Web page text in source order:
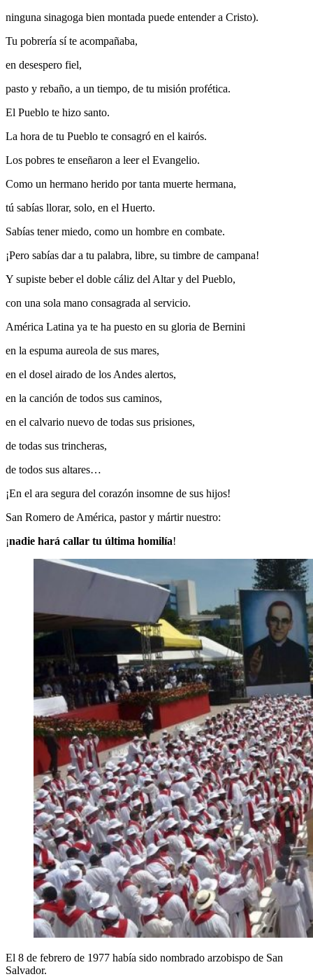
ninguna sinagoga bien montada puede entender a Cristo).
Tu pobrería sí te acompañaba,
en desespero fiel,
pasto y rebaño, a un tiempo, de tu misión profética.
El Pueblo te hizo santo.
La hora de tu Pueblo te consagró en el kairós.
Los pobres te enseñaron a leer el Evangelio.
Como un hermano herido por tanta muerte hermana,
tú sabías llorar, solo, en el Huerto.
Sabías tener miedo, como un hombre en combate.
¡Pero sabías dar a tu palabra, libre, su timbre de campana!
Y supiste beber el doble cáliz del Altar y del Pueblo,
con una sola mano consagrada al servicio.
América Latina ya te ha puesto en su gloria de Bernini
en la espuma aureola de sus mares,
en el dosel airado de los Andes alertos,
en la canción de todos sus caminos,
en el calvario nuevo de todas sus prisiones,
de todas sus trincheras,
de todos sus altares…
¡En el ara segura del corazón insomne de sus hijos!
San Romero de América, pastor y mártir nuestro:
¡nadie hará callar tu última homilía!
El 8 de febrero de 1977 había sido nombrado arzobispo de San
Salvador.